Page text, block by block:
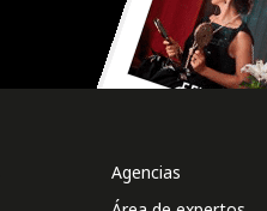
Agencias